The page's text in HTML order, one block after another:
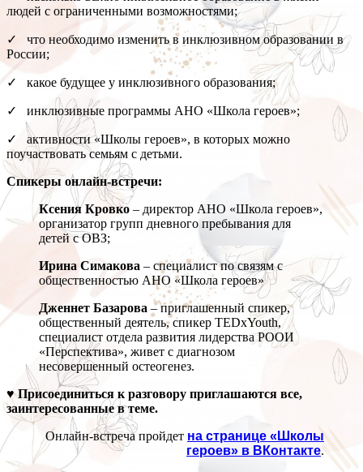
людей с ограниченными возможностями;
✓ что необходимо изменить в инклюзивном образовании в
России;
✓ какое будущее у инклюзивного образования;
✓ инклюзивные программы АНО «Школа героев»;
✓ активности «Школы героев», в которых можно
поучаствовать семьям с детьми.
Спикеры онлайн-встречи:
Ксения Кровко – директор АНО «Школа героев»,
организатор групп дневного пребывания для
детей с ОВЗ;
Ирина Симакова – специалист по связям с
общественностью АНО «Школа героев»
Дженнет Базарова – приглашенный спикер,
общественный деятель, спикер TEDxYouth,
специалист отдела развития лидерства РООИ
«Перспектива», живет с диагнозом
несовершенный остеогенез.
♥ Присоединиться к разговору приглашаются все,
заинтересованные в теме.
Онлайн-встреча пройдет на странице «Школы
героев» в ВКонтакте.